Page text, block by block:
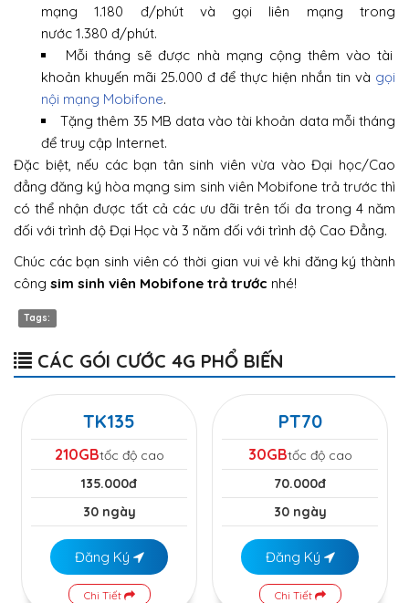
mạng 1.180 đ/phút và gọi liên mạng trong
nước 1.380 đ/phút.
Mỗi tháng sẽ được nhà mạng cộng thêm vào tài
khoản khuyến mãi 25.000 đ để thực hiện nhắn tin và gọi
nội mạng Mobifone.
Tặng thêm 35 MB data vào tài khoản data mỗi tháng
để truy cập Internet.
Đặc biệt, nếu các bạn tân sinh viên vừa vào Đại học/Cao
đẳng đăng ký hòa mạng sim sinh viên Mobifone trả trước thì
có thể nhận được tất cả các ưu đãi trên tối đa trong 4 năm
đối với trình độ Đại Học và 3 năm đối với trình độ Cao Đẳng.
Chúc các bạn sinh viên có thời gian vui vẻ khi đăng ký thành
công sim sinh viên Mobifone trả trước nhé!
Tags:
CÁC GÓI CƯỚC 4G PHỔ BIẾN
TK135
210GBtốc độ cao
135.000đ
30 ngày
Đăng Ký
Chi Tiết
PT70
30GBtốc độ cao
70.000đ
30 ngày
Đăng Ký
Chi Tiết